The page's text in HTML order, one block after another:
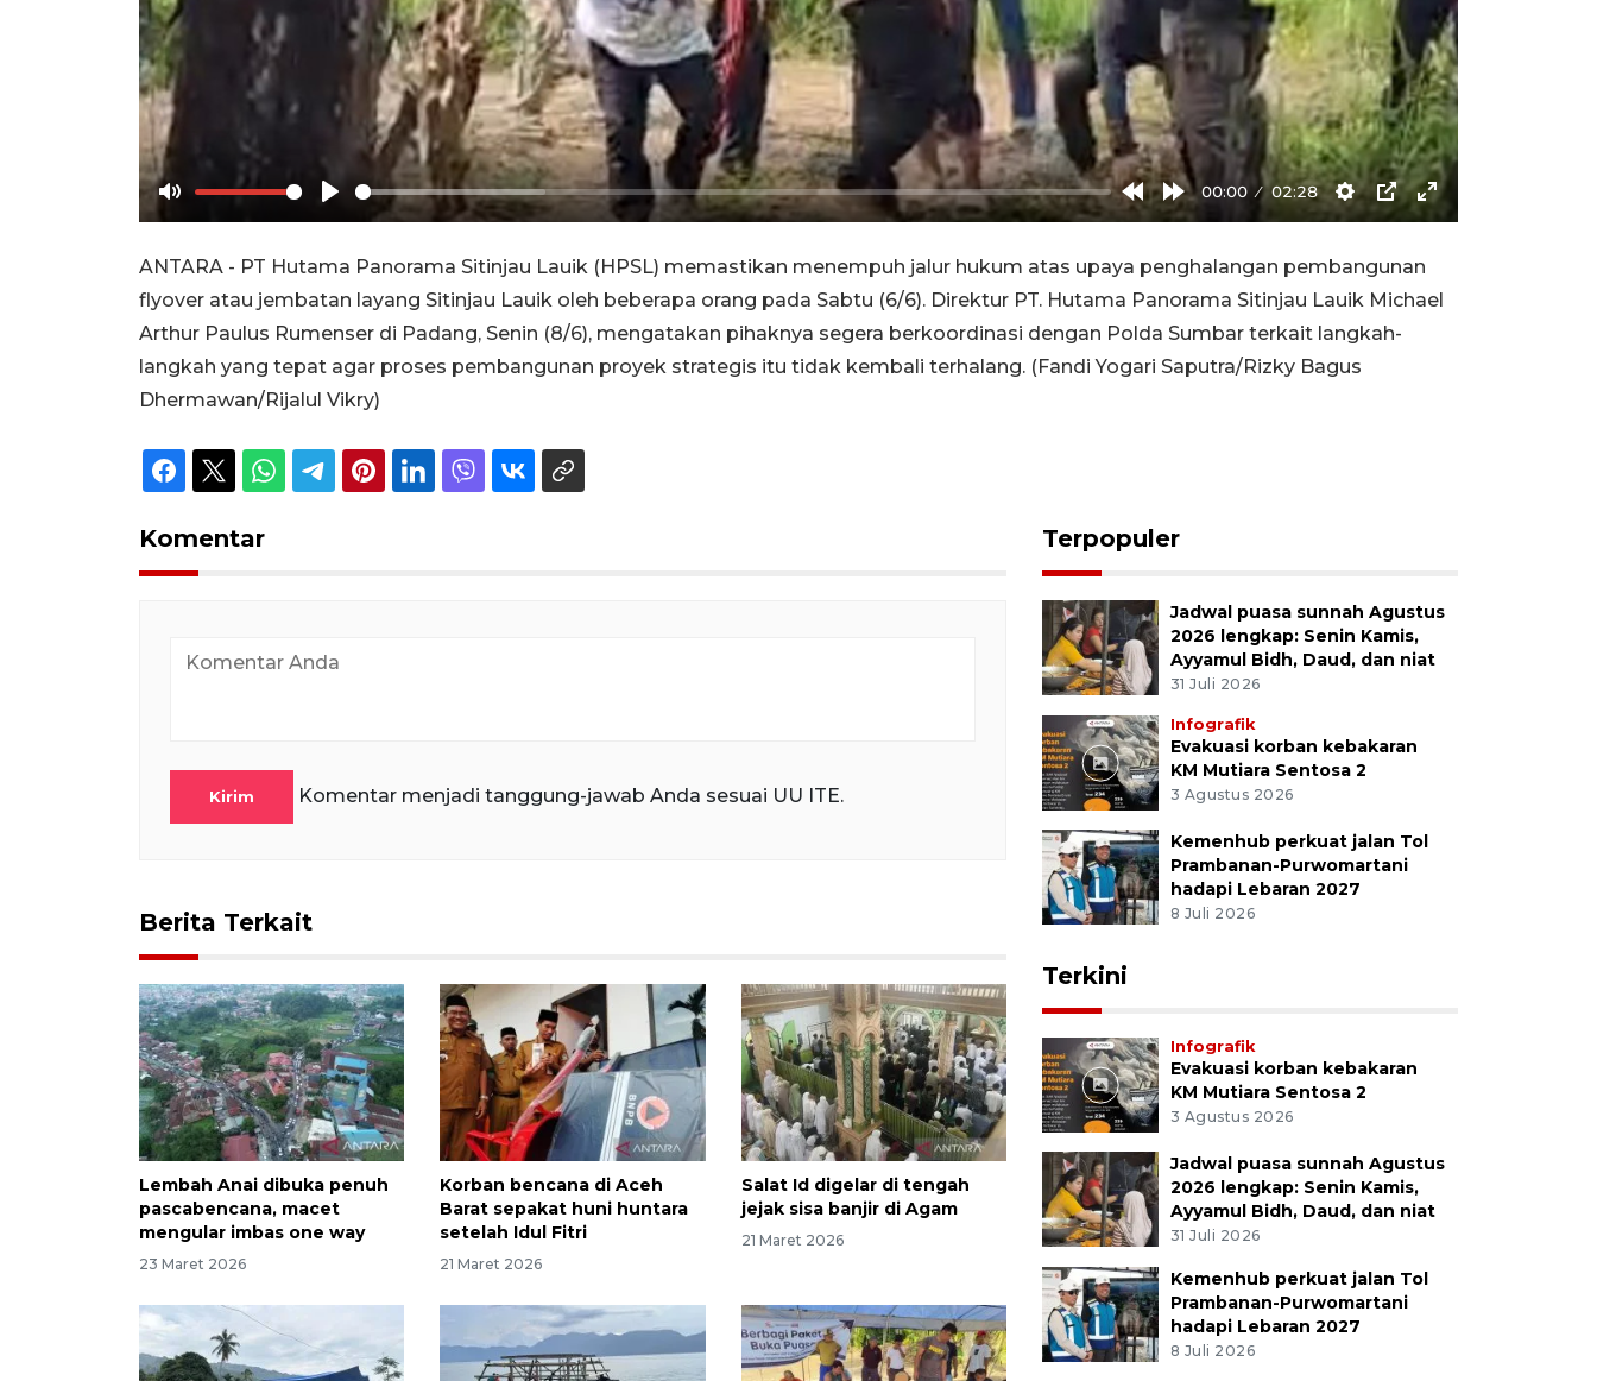
Mute Play
RewindForward
00:00 02:28
Settings
PIP Enter
ANTARA - PT Hutama Panorama Sitinjau Lauik (HPSL) memastikan menempuh jalur hukum atas upaya penghalangan pembangunan
flyover atau jembatan layang Sitinjau Lauik oleh beberapa orang pada Sabtu (6/6). Direktur PT. Hutama Panorama Sitinjau Lauik Michael
Arthur Paulus Rumenser di Padang, Senin (8/6), mengatakan pihaknya segera berkoordinasi dengan Polda Sumbar terkait langkah-
langkah yang tepat agar proses pembangunan proyek strategis itu tidak kembali terhalang. (Fandi Yogari Saputra/Rizky Bagus
Dhermawan/Rijalul Vikry)
Komentar
Kirim Komentar menjadi tanggung-jawab Anda sesuai UU ITE.
Berita Terkait
Lembah Anai dibuka penuh
pascabencana, macet
mengular imbas one way
23 Maret 2026
Korban bencana di Aceh
Barat sepakat huni huntara
setelah Idul Fitri
21 Maret 2026
Salat Id digelar di tengah
jejak sisa banjir di Agam
21 Maret 2026
Terpopuler
Jadwal puasa sunnah Agustus
2026 lengkap: Senin Kamis,
Ayyamul Bidh, Daud, dan niat
31 Juli 2026
Infografik
Evakuasi korban kebakaran
KM Mutiara Sentosa 2
3 Agustus 2026
Kemenhub perkuat jalan Tol
Prambanan-Purwomartani
hadapi Lebaran 2027
8 Juli 2026
Terkini
Infografik
Evakuasi korban kebakaran
KM Mutiara Sentosa 2
3 Agustus 2026
Jadwal puasa sunnah Agustus
2026 lengkap: Senin Kamis,
Ayyamul Bidh, Daud, dan niat
31 Juli 2026
Kemenhub perkuat jalan Tol
Prambanan-Purwomartani
hadapi Lebaran 2027
8 Juli 2026